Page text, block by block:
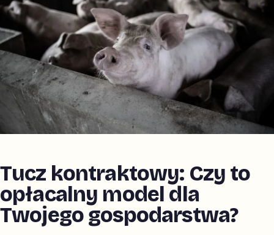
Tucz kontraktowy: Czy to
opłacalny model dla
Twojego gospodarstwa?